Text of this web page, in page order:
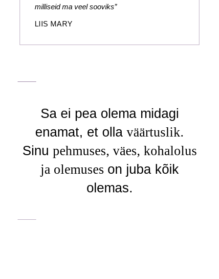
milliseid ma veel sooviks”
LIIS MARY
Sa ei pea olema midagi
enamat, et olla väärtuslik.
Sinu pehmuses, väes, kohalolus
ja olemuses on juba kõik
olemas.